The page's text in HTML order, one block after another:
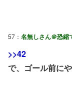
57： 名無しさん＠恐縮
>>42
で、ゴール前に